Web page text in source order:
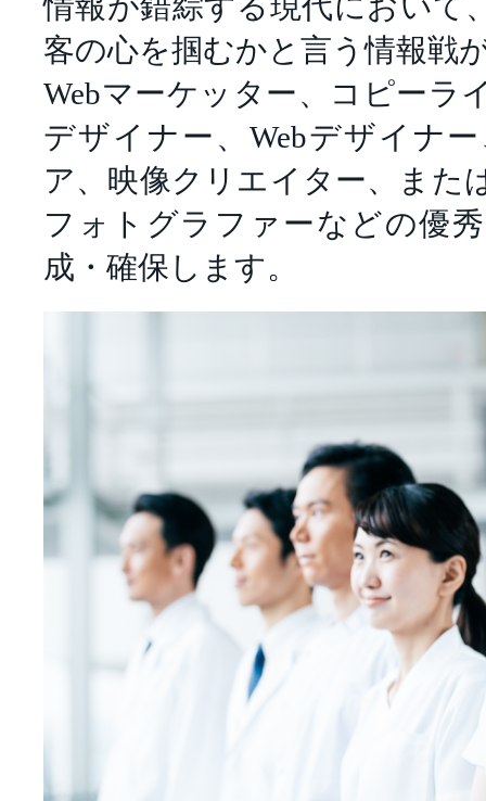
情報が錯綜する現代において
客の心を掴むかと言う情報戦
Webマーケッター、コピーラ
デザイナー、Webデザイナ
ア、映像クリエイター、また
フォトグラファーなどの優
成・確保します。